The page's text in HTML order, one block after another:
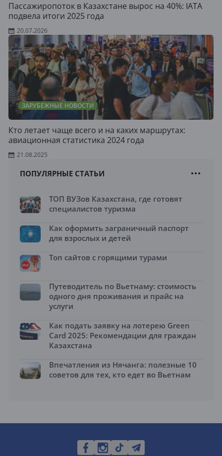
Пассажиропоток в Казахстане вырос на 40%: IATA
подвела итоги 2025 года
20.07.2026
ЗАРУБЕЖНЫЕ НОВОСТИ
Кто летает чаще всего и на каких маршрутах:
авиационная статистика 2024 года
21.08.2025
ПОПУЛЯРНЫЕ СТАТЬИ
ТОП ВУЗов Казахстана, где готовят
специалистов туризма
Как оформить заграничный паспорт
для взрослых и детей
Топ сайтов с горящими турами
Путеводитель по Вьетнаму: стоимость
одного дня проживания и прайс на
услуги
Как подать заявку на лотерею Green
Card 2025: Рекомендации для граждан
Казахстана
Впечатления из Нячанга: полезные 10
советов для тех, кто едет во Вьетнам